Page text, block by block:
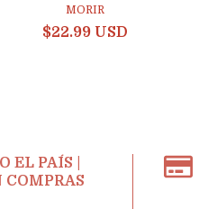
MORIR
$22.99 USD
EL PAÍS |
COMPRAS